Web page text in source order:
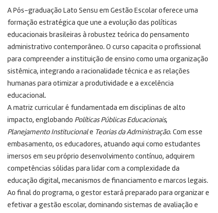
A Pós-graduação Lato Sensu em Gestão Escolar oferece uma
formação estratégica que une a evolução das políticas
educacionais brasileiras à robustez teórica do pensamento
administrativo contemporâneo. O curso capacita o profissional
para compreender a instituição de ensino como uma organização
sistêmica, integrando a racionalidade técnica e as relações
humanas para otimizar a produtividade e a excelência
educacional.
A matriz curricular é fundamentada em disciplinas de alto
impacto, englobando Políticas Públicas Educacionais,
Planejamento Institucionale Teorias da Administração. Com esse
embasamento, os educadores, atuando aqui como estudantes
imersos em seu próprio desenvolvimento contínuo, adquirem
competências sólidas para lidar com a complexidade da
educação digital, mecanismos de financiamento e marcos legais.
Ao final do programa, o gestor estará preparado para organizar e
efetivar a gestão escolar, dominando sistemas de avaliação e